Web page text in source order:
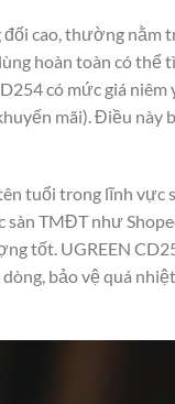
cao, thường nằm
hoàn toàn có thể
có mức giá
mãi). Điều
tuổi trong lĩnh vực
TMĐT như
tốt. UGREEN
bảo vệ quá